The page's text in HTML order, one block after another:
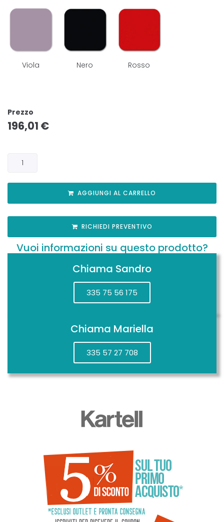
Viola Nero Rosso
Prezzo
196,01 €
AGGIUNGI AL CARRELLO
RICHIEDI PREVENTIVO
Vuoi informazioni su questo prodotto?
Chiama Sandro
335 75 56 175
Chiama Mariella
335 57 27 708